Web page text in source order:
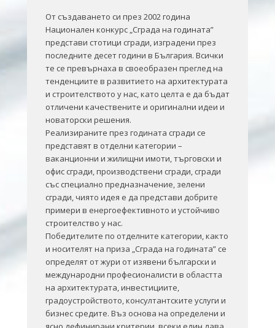
От създаването си през 2002 година
Национален конкурс „Сграда на годината”
представи стотици сгради, изградени през
последните десет години в България. Всички
те се превърнаха в своеобразен преглед на
тенденциите в развитието на архитектурата
и строителството у нас, като целта е да бъдат
отличени качествените и оригинални идеи и
новаторски решения.
Реализираните през годината сгради се
представят в отделни категории –
ваканционни и жилищни имоти, търговски и
офис сгради, производствени сгради, сгради
със специално предназначение, зелени
сгради, чиято идея е да представи добрите
примери в енергоефективното и устойчиво
строителство у нас.
Победителите по отделните категории, както
и носителят на приза „Сграда на годината” се
определят от жури от изявени български и
международни професионалисти в областта
на архитектурата, инвестициите,
градоустройството, консултантските услуги и
бизнес средите. Въз основа на определени и